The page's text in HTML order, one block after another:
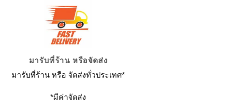
มารับที่ร้าน หรือจัดส่ง
มารับที่ร้าน หรือ จัดส่งทั่วประเทศ*
*มีค่าจัดส่ง